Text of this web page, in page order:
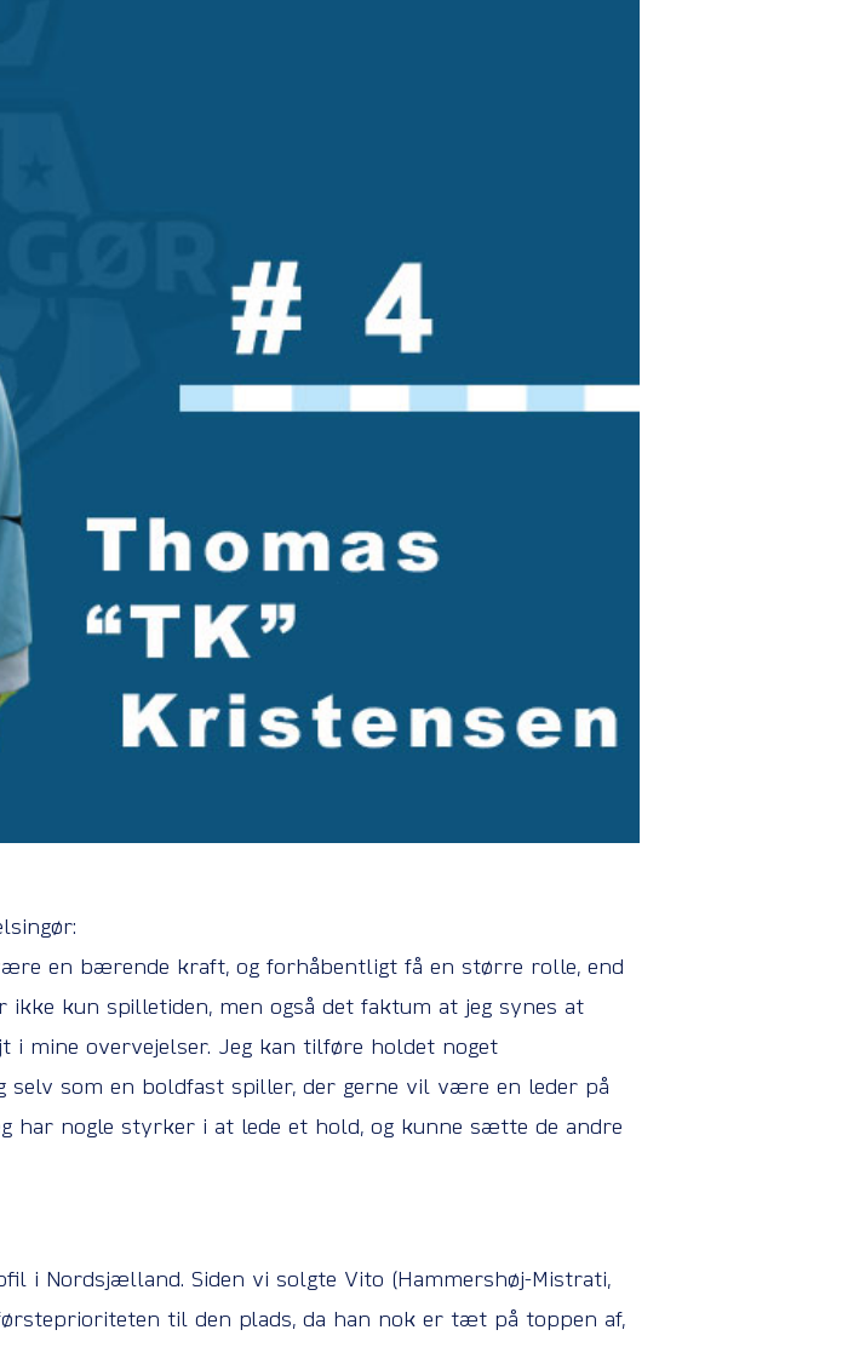
en bærende kraft, og forhåbentligt få en større rolle, end
kun spilletiden, men også det faktum at jeg synes at
i mine overvejelser. Jeg kan tilføre holdet noget
selv som en boldfast spiller, der gerne vil være en leder på
har nogle styrker i at lede et hold, og kunne sætte de andre
i Nordsjælland. Siden vi solgte Vito (Hammershøj-Mistrati,
til den plads, da han nok er tæt på toppen af,